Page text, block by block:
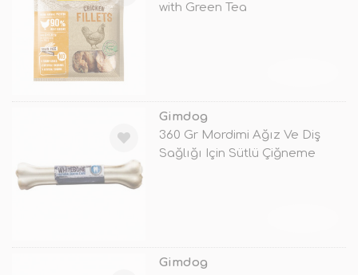
with Green Tea
Gimdog
360 Gr Mordimi Ağız Ve Diş
Sağlığı Için Sütlü Çiğneme
Gimdog